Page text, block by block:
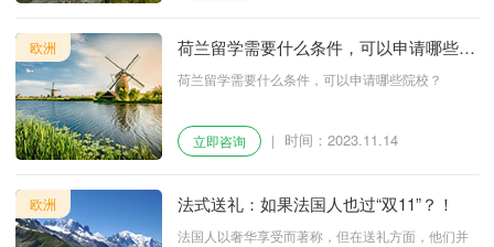
欧洲
荷兰留学需要什么条件，可以申请哪些院
校？
荷兰留学需要什么条件，可以申请哪些院校？
立即咨询 | 时间：2023.11.14
欧洲 法式送礼：如果法国人也过“双11”？！
法国人以奢华享受而著称，但在送礼方面，他们并